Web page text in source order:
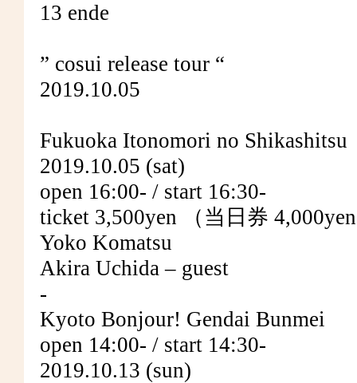
13 ende
” cosui release tour “
2019.10.05
Fukuoka Itonomori no Shikashitsu
2019.10.05 (sat)
open 16:00- / start 16:30-
ticket 3,500yen （当日券
Yoko Komatsu
Akira Uchida – guest
-
Kyoto Bonjour! Gendai Bunmei
open 14:00- / start 14:30-
2019.10.13 (sun)